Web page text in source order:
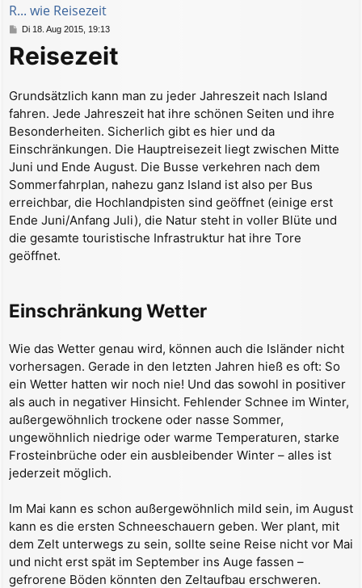
R... wie Reisezeit
B
i
t
a
Di 18. Aug 2015, 19:13
Reisezeit
Grundsätzlich kann man zu jeder Jahreszeit nach Island
fahren. Jede Jahreszeit hat ihre schönen Seiten und ihre
Besonderheiten. Sicherlich gibt es hier und da
Einschränkungen. Die Hauptreisezeit liegt zwischen Mitte
Juni und Ende August. Die Busse verkehren nach dem
Sommerfahrplan, nahezu ganz Island ist also per Bus
erreichbar, die Hochlandpisten sind geöffnet (einige erst
Ende Juni/Anfang Juli), die Natur steht in voller Blüte und
die gesamte touristische Infrastruktur hat ihre Tore
geöffnet.
Einschränkung Wetter
Wie das Wetter genau wird, können auch die Isländer nicht
vorhersagen. Gerade in den letzten Jahren hieß es oft: So
ein Wetter hatten wir noch nie! Und das sowohl in positiver
als auch in negativer Hinsicht. Fehlender Schnee im Winter,
außergewöhnlich trockene oder nasse Sommer,
ungewöhnlich niedrige oder warme Temperaturen, starke
Frosteinbrüche oder ein ausbleibender Winter – alles ist
jederzeit möglich.
Im Mai kann es schon außergewöhnlich mild sein, im August
kann es die ersten Schneeschauern geben. Wer plant, mit
dem Zelt unterwegs zu sein, sollte seine Reise nicht vor Mai
und nicht erst spät im September ins Auge fassen –
gefrorene Böden könnten den Zeltaufbau erschweren.